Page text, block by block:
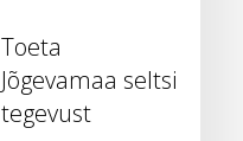
Toeta
Jõgevamaa seltsi
tegevust